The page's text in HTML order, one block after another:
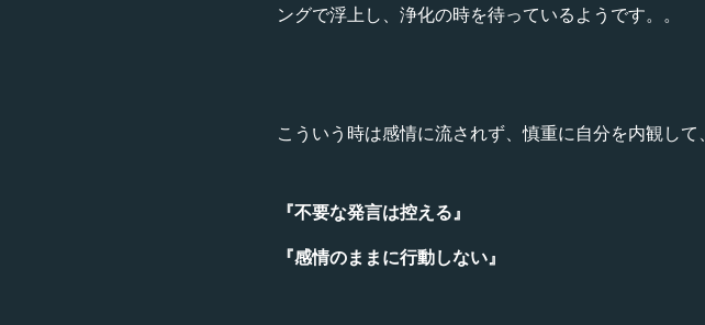
ングで浮上し、浄化の時を待っているようです。。
こういう時は感情に流されず、慎重に自分を内観して、
『不要な発言は控える』
『感情のままに行動しない』